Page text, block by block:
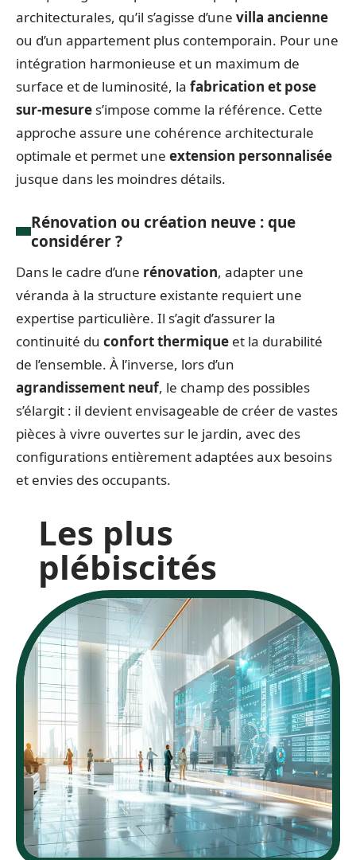
architecturales, qu’il s’agisse d’une villa ancienne
ou d’un appartement plus contemporain. Pour une
intégration harmonieuse et un maximum de
surface et de luminosité, la fabrication et pose
sur-mesure s’impose comme la référence. Cette
approche assure une cohérence architecturale
optimale et permet une extension personnalisée
jusque dans les moindres détails.
Rénovation ou création neuve : que
considérer ?
Dans le cadre d’une rénovation, adapter une
véranda à la structure existante requiert une
expertise particulière. Il s’agit d’assurer la
continuité du confort thermique et la durabilité
de l’ensemble. À l’inverse, lors d’un
agrandissement neuf, le champ des possibles
s’élargit : il devient envisageable de créer de vastes
pièces à vivre ouvertes sur le jardin, avec des
configurations entièrement adaptées aux besoins
et envies des occupants.
Les plus
plébiscités